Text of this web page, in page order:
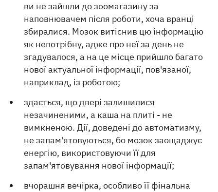
ви не зайшли до зоомагазину за
наповнювачем після роботи, хоча вранці
збиралися. Мозок витіснив цю інформацію
як непотрібну, адже про неї за день не
згадувалося, а на це місце прийшло багато
нової актуальної інформації, пов'язаної,
наприклад, із роботою;
здається, що двері залишилися
незачиненими, а каша на плиті - не
вимкненою. Дії, доведені до автоматизму,
не запам'ятовуються, бо мозок заощаджує
енергію, використовуючи її для
запам'ятовування нової інформації;
вчорашня вечірка, особливо її фінальна